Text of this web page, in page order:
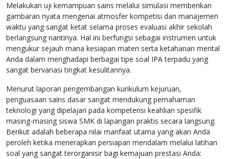
Melakukan uji kemampuan sains melalui simulasi memberikan
gambaran nyata mengenai atmosfer kompetisi dan manajemen
waktu yang sangat ketat selama proses evaluasi akhir sekolah
berlangsung nantinya. Hal ini berfungsi sebagai instrumen untuk
mengukur sejauh mana kesiapan materi serta ketahanan mental
Anda dalam menghadapi berbagai tipe soal IPA terpadu yang
sangat bervariasi tingkat kesulitannya.
Menurut laporan pengembangan kurikulum kejuruan,
penguasaan sains dasar sangat mendukung pemahaman
teknologi yang dipelajari pada kompetensi keahlian spesifik
masing-masing siswa SMK di lapangan praktis secara langsung.
Berikut adalah beberapa nilai manfaat utama yang akan Anda
peroleh ketika menerapkan persiapan mendalam melalui latihan
soal yang sangat terorganisir bagi kemajuan prestasi Anda: